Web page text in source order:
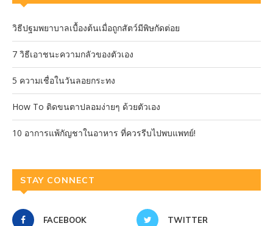
วิธีปฐมพยาบาลเบื้องต้นเมื่อถูกสัตว์มีพิษกัดต่อย
7 วิธีเอาชนะความกลัวของตัวเอง
5 ความเชื่อในวันลอยกระทง
How To ติดขนตาปลอมง่ายๆ ด้วยตัวเอง
10 อาการแพ้กัญชาในอาหาร ที่ควรรีบไปพบแพทย์!
STAY CONNECT
FACEBOOK TWITTER